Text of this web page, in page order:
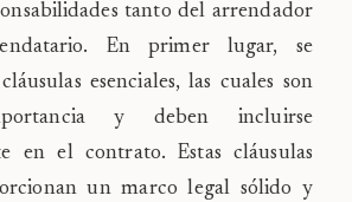
tanto del arrendador
En primer lugar, se
esenciales, las cuales son
y deben incluirse
en el contrato. Estas cláusulas
un marco legal sólido y